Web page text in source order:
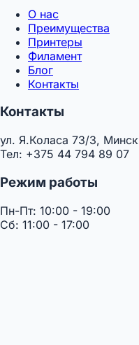
О нас
Преимущества
Принтеры
Филамент
Блог
Контакты
Контакты
ул. Я.Коласа 73/3, Минск
Тел: +375 44 794 89 07
Режим работы
Пн-Пт: 10:00 - 19:00
Сб: 11:00 - 17:00